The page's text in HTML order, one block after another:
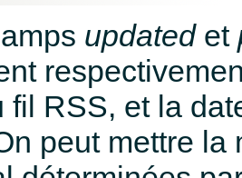
updatedet
fil RSS, et la
peut mettre la